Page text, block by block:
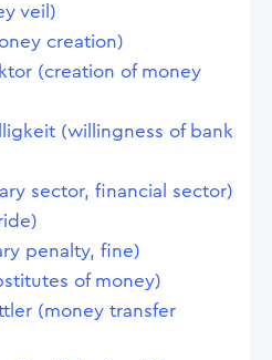
veil)
creation)
(creation of money
(willingness of bank
sector, financial sector)
penalty, fine)
of money)
(money transfer